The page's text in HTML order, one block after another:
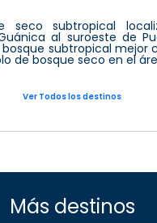
seco subtropical
al suroeste de
subtropical mejor
de bosque seco en el
Ver Todos los destinos
Más destinos